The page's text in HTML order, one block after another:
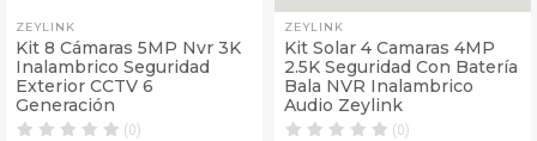
ZEYLINK
Kit 8 Cámaras 5MP Nvr 3K
Inalambrico Seguridad
Exterior CCTV 6
Generación
(0)
ZEYLINK
Kit Solar 4 Camaras 4MP
2.5K Seguridad Con Batería
Bala NVR Inalambrico
Audio Zeylink
(0)